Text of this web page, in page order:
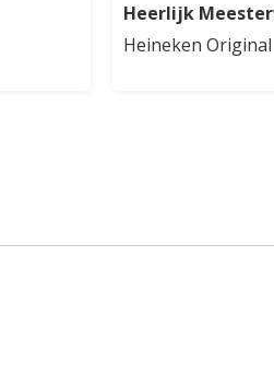
Heerlijk
Heineken Original